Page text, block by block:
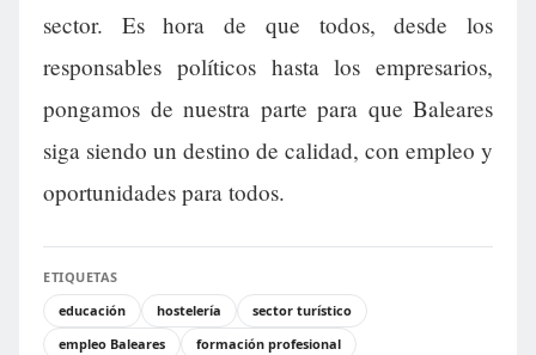
sector. Es hora de que todos, desde los
responsables políticos hasta los empresarios,
pongamos de nuestra parte para que Baleares
siga siendo un destino de calidad, con empleo y
oportunidades para todos.
ETIQUETAS
educación
hostelería
sector turístico
empleo Baleares
formación profesional